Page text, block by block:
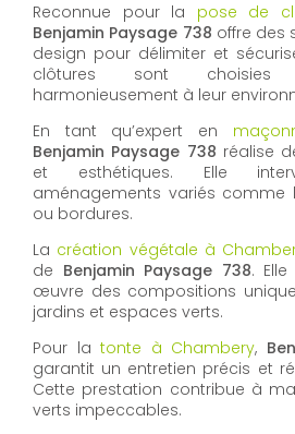
Reconnue pour la pose de
Benjamin Paysage 738 offre des
design pour délimiter et
clôtures sont choisies
harmonieusement à leur
En tant qu’expert en
Benjamin Paysage 738 réalise
et esthétiques. Elle
aménagements variés comme
ou bordures.
La création végétale à
de Benjamin Paysage 738.
œuvre des compositions
jardins et espaces verts.
Pour latonte à Chambery,
garantit un entretien précis et
Cette prestation contribue à
verts impeccables.